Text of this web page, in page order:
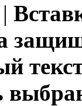
|